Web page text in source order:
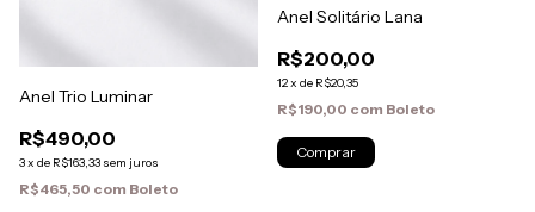
Anel Trio Luminar
R$490,00
3x de R$163,33 sem juros
R$465,50 com Boleto
Anel Solitário Lana
R$200,00
12x de R$20,35
R$190,00 com Boleto